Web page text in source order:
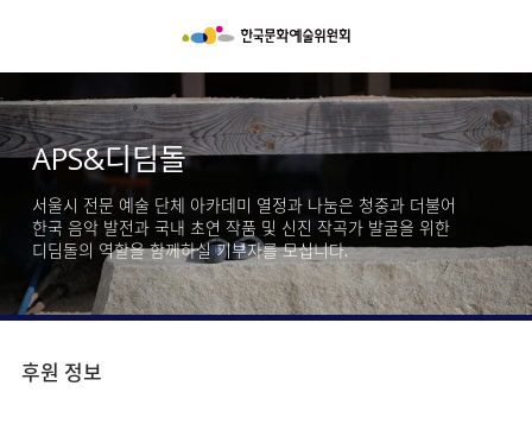
APS&디딤돌
서울시 전문 예술 단체 아카데미 열정과 나눔은 청중과 더불어
한국 음악 발전과 국내 초연 작품 및 신진 작곡가 발굴을 위한
디딤돌의 역할을 함께하실 기부자를 모십니다.
후원 정보